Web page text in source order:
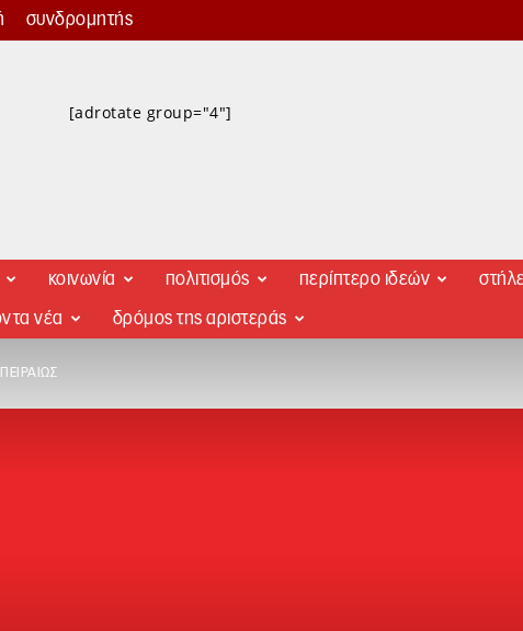
συνδρομητής
[adrotate group="4"]
κοινωνία πολιτισμός περίπτερο ιδεών
νέα δρόμος της αριστεράς